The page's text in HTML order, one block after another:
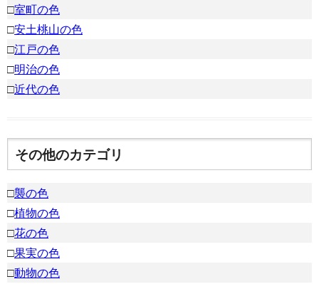
□室町の色
□安土桃山の色
□江戸の色
□明治の色
□近代の色
その他のカテゴリ
□襲の色
□植物の色
□花の色
□果実の色
□動物の色